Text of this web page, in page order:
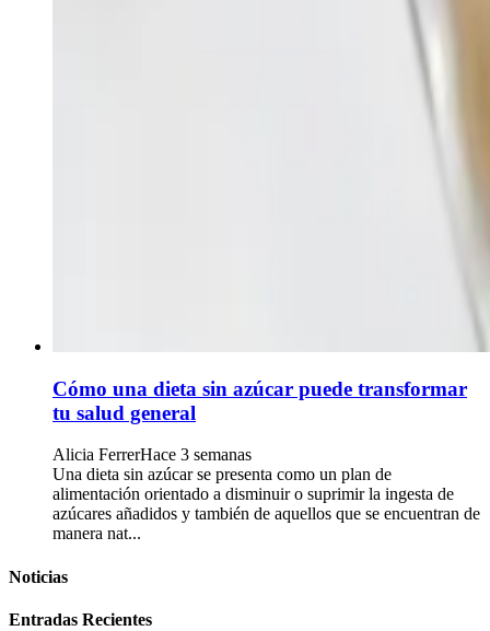
Cómo una dieta sin azúcar puede transformar
tu salud general
Alicia FerrerHace 3 semanas
Una dieta sin azúcar se presenta como un plan de
alimentación orientado a disminuir o suprimir la ingesta de
azúcares añadidos y también de aquellos que se encuentran de
manera nat...
Noticias
Entradas Recientes